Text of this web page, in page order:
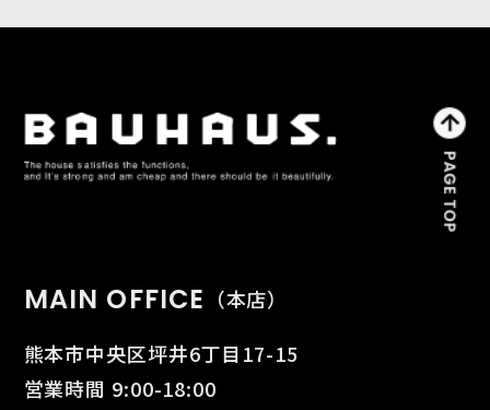
MAIN OFFICE （本店）
熊本市中央区坪井6丁目17-15
営業時間 9:00-18:00